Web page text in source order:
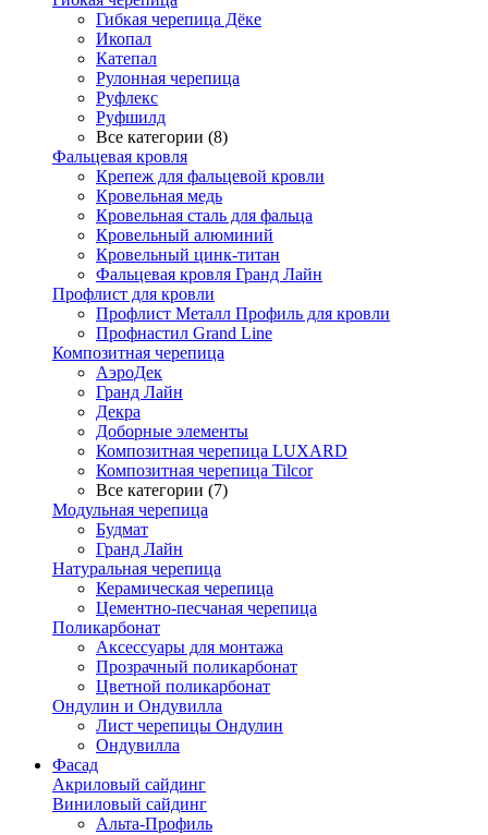
Гибкая черепица Дёке
Икопал
Катепал
Рулонная черепица
Руфлекс
Руфшилд
Все категории (8)
Фальцевая кровля
Крепеж для фальцевой кровли
Кровельная медь
Кровельная сталь для фальца
Кровельный алюминий
Кровельный цинк-титан
Фальцевая кровля Гранд Лайн
Профлист для кровли
Профлист Металл Профиль для кровли
Профнастил Grand Line
Композитная черепица
АэроДек
Гранд Лайн
Декра
Доборные элементы
Композитная черепица LUXARD
Композитная черепица Tilcor
Все категории (7)
Модульная черепица
Будмат
Гранд Лайн
Натуральная черепица
Керамическая черепица
Цементно-песчаная черепица
Поликарбонат
Аксессуары для монтажа
Прозрачный поликарбонат
Цветной поликарбонат
Ондулин и Ондувилла
Лист черепицы Ондулин
Ондувилла
Фасад
Акриловый сайдинг
Виниловый сайдинг
Альта-Профиль